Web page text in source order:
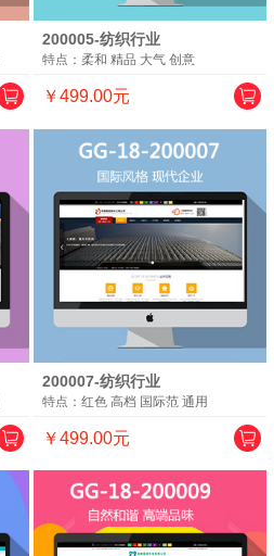
200005-纺织行业
特点：柔和 精品 大气 创意
￥499.00元
200007-纺织行业
特点：红色 高档 国际范 通用
￥499.00元